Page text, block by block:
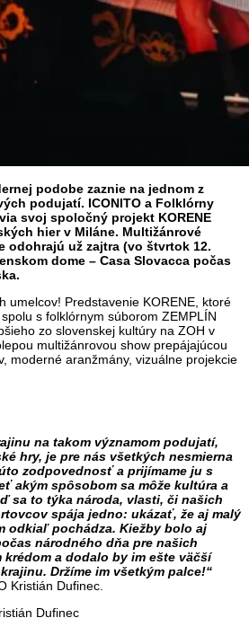
podobe zaznie na jednom z
podujatí. ICONITO a Folklórny
svoj spoločný projekt KORENE
hier v Miláne. Multižánrové
odohrajú už zajtra (vo štvrtok 12.
dome – Casa Slovacca počas
umelcov! Predstavenie KORENE, ktoré
s folklórnym súborom ZEMPLÍN
zo slovenskej kultúry na ZOH v
multižánrovou show prepájajúcou
moderné aranžmány, vizuálne projekcie
na takom významom podujatí,
hry, je pre nás všetkých nesmierna
zodpovednosť a prijímame ju s
akým spôsobom sa môže kultúra a
sa to týka národa, vlasti, či našich
spája jedno: ukázať, že aj malý
odkiaľ pochádza. Kiežby bolo aj
národného dňa pre našich
a dodalo by im ešte väčší
Držíme im všetkým palce!“
Kristián Dufinec.